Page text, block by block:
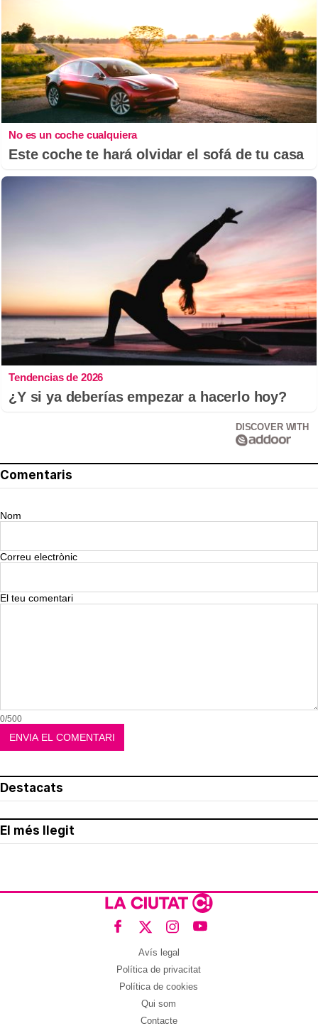
No es un coche cualquiera
Este coche te hará olvidar el sofá de tu casa
Tendencias de 2026
¿Y si ya deberías empezar a hacerlo hoy?
DISCOVER WITH
Comentaris
Nom
Correu electrònic
El teu comentari
0/500
Destacats
El més llegit
Avís legal
Política de privacitat
Política de cookies
Qui som
Contacte